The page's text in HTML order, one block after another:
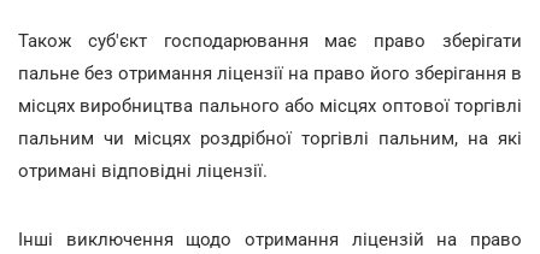
Також суб'єкт господарювання має право зберігати
пальне без отримання ліцензії на право його зберігання в
місцях виробництва пального або місцях оптової торгівлі
пальним чи місцях роздрібної торгівлі пальним, на які
отримані відповідні ліцензії.
Інші виключення щодо отримання ліцензій на право